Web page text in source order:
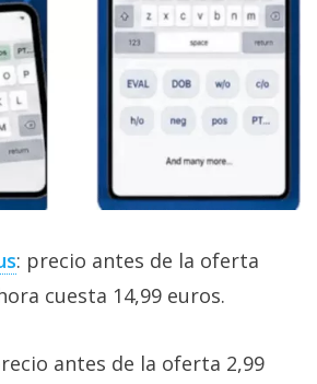
: precio antes de la oferta
cuesta 14,99 euros.
antes de la oferta 2,99